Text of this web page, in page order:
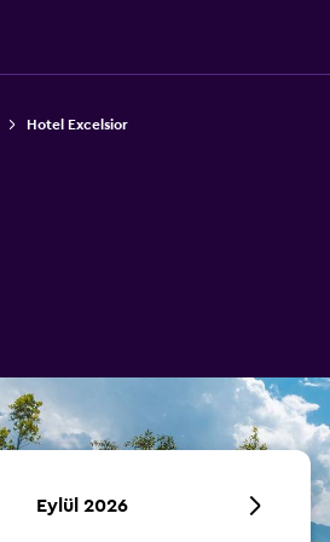
Hotel Excelsior
Eylül 2026